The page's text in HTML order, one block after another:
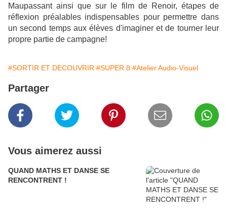
Maupassant ainsi que sur le film de Renoir, étapes de
réflexion préalables indispensables pour permettre dans
un second temps aux élèves d'imaginer et de tourner leur
propre partie de campagne!
#SORTIR ET DECOUVRIR #SUPER 8 #Atelier Audio-Visuel
Partager
Vous aimerez aussi
QUAND MATHS ET DANSE SE
RENCONTRENT !